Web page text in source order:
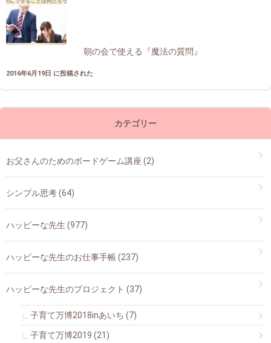
朝の会で使える『魔法の質問』
2016年6月19日 に投稿された
カテゴリー
お父さんのためのボードゲーム講座 (2)
シンプル思考(64)
ハッピーな先生 (977)
ハッピーな先生のお仕事手帳 (237)
ハッピーな先生のプロジェクト (37)
子育て万博2018inあいち (7)
子育て万博2019 (21)